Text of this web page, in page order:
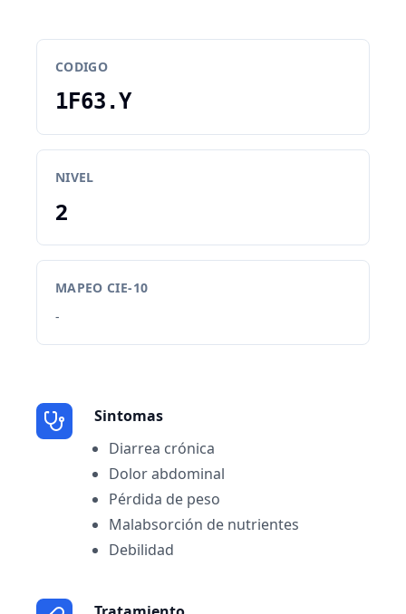
CODIGO
1F63.Y
NIVEL
2
MAPEO CIE-10
-
Sintomas
Diarrea crónica
Dolor abdominal
Pérdida de peso
Malabsorción de nutrientes
Debilidad